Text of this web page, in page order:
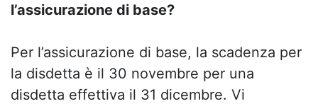
l’assicurazione di base?
Per l’assicurazione di base, la scadenza per
la disdetta è il 30 novembre per una
disdetta effettiva il 31 dicembre. Vi